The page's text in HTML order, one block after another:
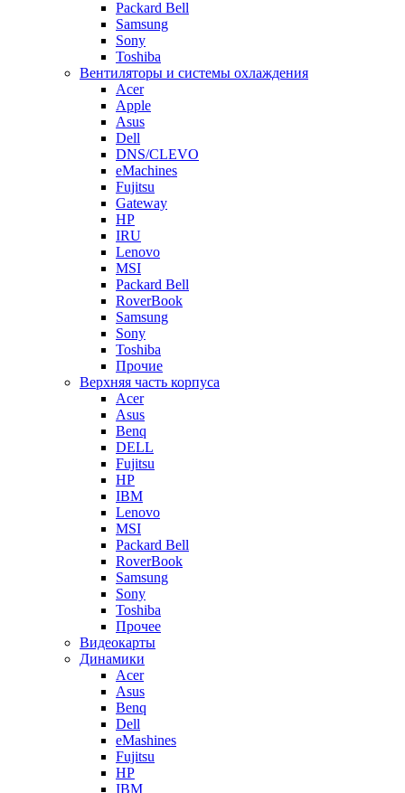
Packard Bell
Samsung
Sony
Toshiba
Вентиляторы и системы охлаждения
Acer
Apple
Asus
Dell
DNS/CLEVO
eMachines
Fujitsu
Gateway
HP
IRU
Lenovo
MSI
Packard Bell
RoverBook
Samsung
Sony
Toshiba
Прочие
Верхняя часть корпуса
Acer
Asus
Benq
DELL
Fujitsu
HP
IBM
Lenovo
MSI
Packard Bell
RoverBook
Samsung
Sony
Toshiba
Прочее
Видеокарты
Динамики
Acer
Asus
Benq
Dell
eMashines
Fujitsu
HP
IBM